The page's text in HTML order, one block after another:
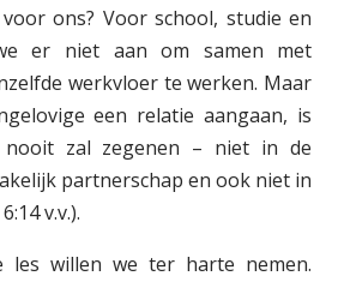
ons? Voor school, studie en
er niet aan om samen met
werkvloer te werken. Maar
een relatie aangaan, is
zal zegenen – niet in de
partnerschap en ook niet in
v.v.).
les willen we ter harte nemen.